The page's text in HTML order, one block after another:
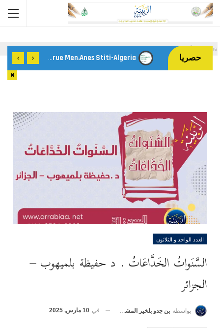
Home أعداد المجلة العدد الواحد و الثلاثون
حصريا Gaza: Where Faith Shapes True Men.Anes Stiti-Algeria-
العدد الواحد و الثلاثون
السَّنَواتُ الخَدَّاعَاتُ . د حفيظة بلميهوب –
الجزائر
بواسطة بن جدو بلخير المشرف العام في 10 مارس, 2025